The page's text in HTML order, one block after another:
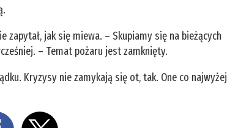
zapytał, jak się miewa. – Skupiamy się na bieżących
– Temat pożaru jest zamknięty.
Kryzysy nie zamykają się ot, tak. One co najwyżej